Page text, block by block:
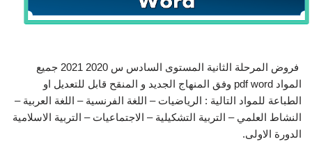
فروض المرحلة الثانية المستوى السادس س 2020 2021 جميع
المواد pdf word وفق المنهاج الجديد و المنقح قابل للتعديل او
الطباعة للمواد التالية : الرياضيات – اللغة الفرنسية – اللغة العربية –
النشاط العلمي – التربية التشكيلية – الاجتماعيات – التربية الاسلامية
الدورة الاولى.